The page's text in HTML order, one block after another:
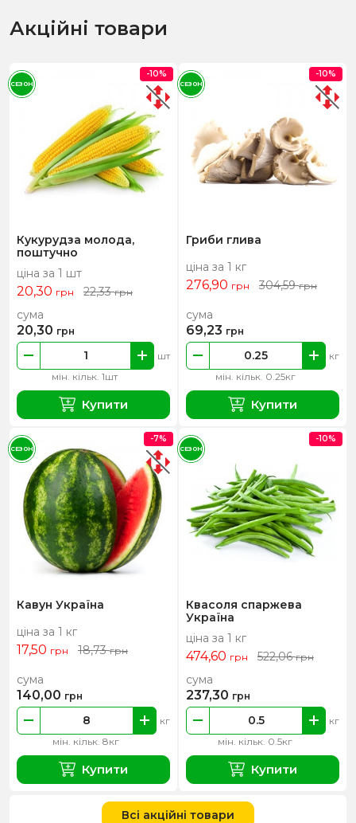
Акційні товари
Кукурудза молода,
поштучно
ціна за 1 шт
20,30 грн 22,33грн
мін. кільк. 1шт
шт
сума
20,30 грн
Купити
-10%
СЕЗОН
Гриби глива
ціна за 1 кг
276,90 грн 304,59грн
мін. кільк. 0.25кг
кг
сума
69,23 грн
Купити
-10%
СЕЗОН
Кавун Україна
ціна за 1 кг
17,50 грн 18,73грн
мін. кільк. 8кг
кг
сума
140,00 грн
Купити
-7%
СЕЗОН
Квасоля спаржева
Україна
ціна за 1 кг
474,60 грн 522,06грн
мін. кільк. 0.5кг
кг
сума
237,30 грн
Купити
-10%
СЕЗОН
Всі акційні товари